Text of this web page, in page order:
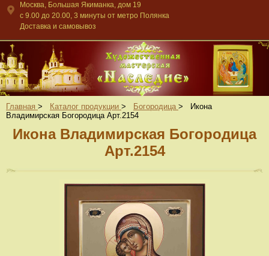
Москва, Большая Якиманка, дом 19
c 9.00 до 20.00, 3 минуты от метро Полянка
Доставка и самовывоз
Главная > Каталог продукции > Богородица >
Икона
Владимирская Богородица Арт.2154
Икона Владимирская Богородица
Арт.2154